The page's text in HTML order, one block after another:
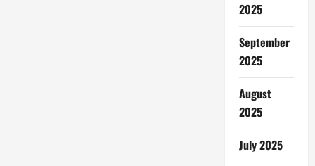
2025
September
2025
August
2025
July 2025